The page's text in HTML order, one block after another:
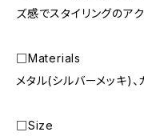
ズ感でスタイリングのア
□Materials
メタル(シルバーメッキ)、
□Size